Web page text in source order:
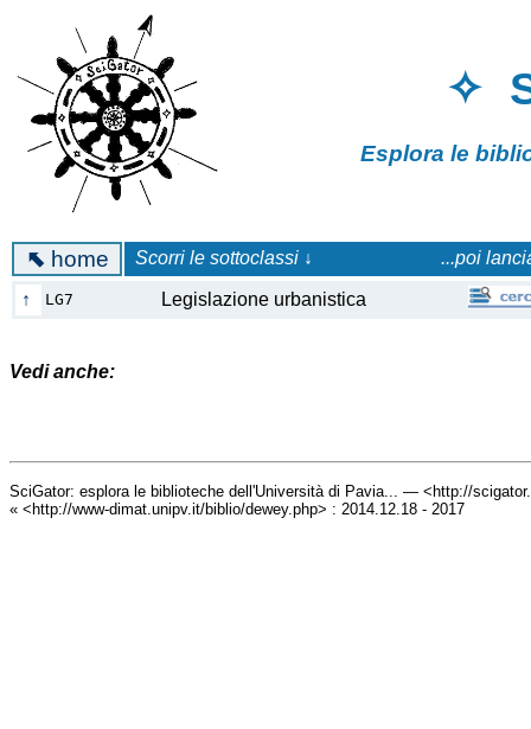
✧
Esplora le
⬉ home Scorri le sottoclassi ↓ ...poi
↑ LG7 Legislazione urbanistica
Vedi anche:
SciGator: esplora le biblioteche dell'Università di Pavia... — <http://
« <http://www-dimat.unipv.it/biblio/dewey.php> : 2014.12.18 - 2017